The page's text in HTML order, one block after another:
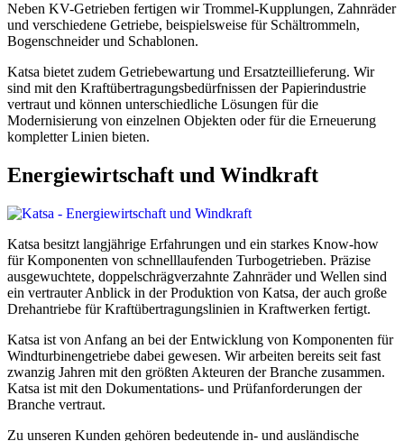
Neben KV-Getrieben fertigen wir Trommel-Kupplungen, Zahnräder
und verschiedene Getriebe, beispielsweise für Schältrommeln,
Bogenschneider und Schablonen.
Katsa bietet zudem Getriebewartung und Ersatzteillieferung. Wir
sind mit den Kraftübertragungsbedürfnissen der Papierindustrie
vertraut und können unterschiedliche Lösungen für die
Modernisierung von einzelnen Objekten oder für die Erneuerung
kompletter Linien bieten.
Energiewirtschaft und Windkraft
Katsa besitzt langjährige Erfahrungen und ein starkes Know-how
für Komponenten von schnelllaufenden Turbogetrieben. Präzise
ausgewuchtete, doppelschrägverzahnte Zahnräder und Wellen sind
ein vertrauter Anblick in der Produktion von Katsa, der auch große
Drehantriebe für Kraftübertragungslinien in Kraftwerken fertigt.
Katsa ist von Anfang an bei der Entwicklung von Komponenten für
Windturbinengetriebe dabei gewesen. Wir arbeiten bereits seit fast
zwanzig Jahren mit den größten Akteuren der Branche zusammen.
Katsa ist mit den Dokumentations- und Prüfanforderungen der
Branche vertraut.
Zu unseren Kunden gehören bedeutende in- und ausländische